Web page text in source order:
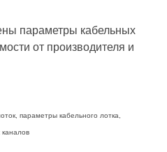
параметры кабельных
от производителя и
параметры кабельного лотка,